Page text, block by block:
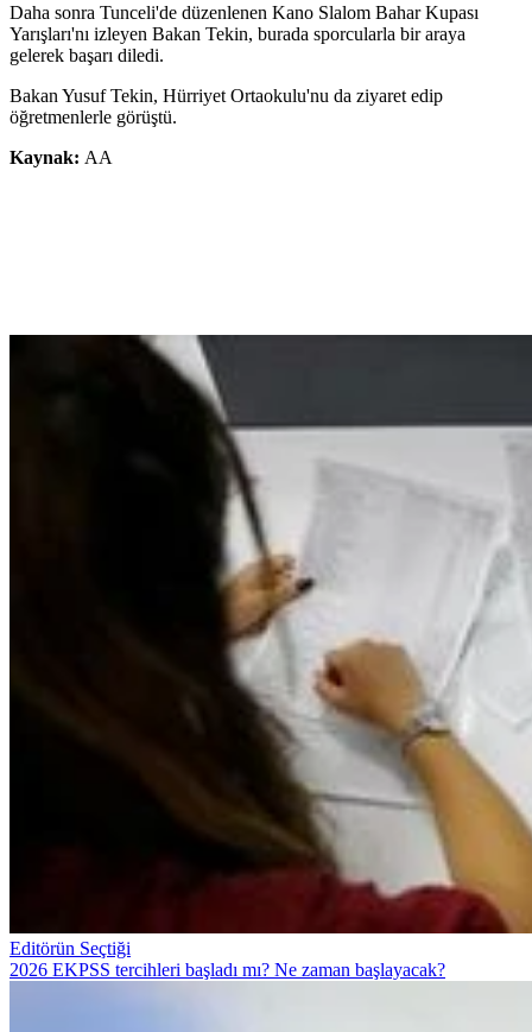
Daha sonra Tunceli'de düzenlenen Kano Slalom Bahar Kupası
Yarışları'nı izleyen Bakan Tekin, burada sporcularla bir araya
gelerek başarı diledi.
Bakan Yusuf Tekin, Hürriyet Ortaokulu'nu da ziyaret edip
öğretmenlerle görüştü.
Kaynak: AA
Editörün Seçtiği
2026 EKPSS tercihleri başladı mı? Ne zaman başlayacak?